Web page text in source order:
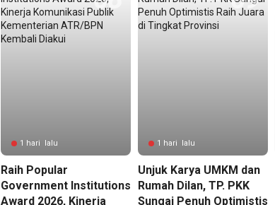
1 hari lalu
Raih Popular
Government Institutions
Award 2026, Kinerja
1 hari lalu
Unjuk Karya UMKM dan
Rumah Dilan, TP. PKK
Sungai Penuh Optimistis